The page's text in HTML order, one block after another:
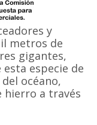
y
metros de
gigantes,
especie de
océano,
hierro a través